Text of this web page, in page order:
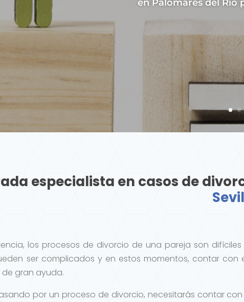
en Palomares del Río
especialista en casos de
los procesos de divorcio de una pareja son
ser complicados y en estos momentos, contar
de gran ayuda.
por un proceso de divorcio, necesitarás contar